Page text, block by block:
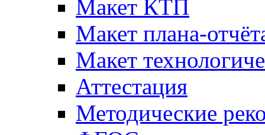
Макет КТП
Макет плана-
Макет
Аттестация
Методические